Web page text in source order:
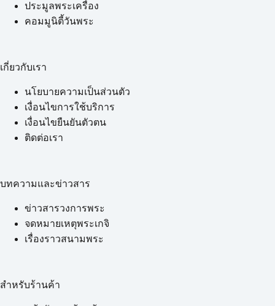
ประมูลพระเครื่อง
คอมมูนิตี้วันพระ
เกี่ยวกับเรา
นโยบายความเป็นส่วนตัว
เงื่อนไขการใช้บริการ
เงื่อนไขยืนยันตัวตน
ติดต่อเรา
บทความและข่าวสาร
ข่าวสารวงการพระ
จดหมายเหตุพระเกจิ
เรื่องราวสนามพระ
สำหรับร้านค้า